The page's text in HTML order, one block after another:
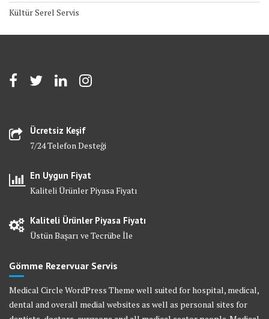
Kültür Serel Servis
Ücretsiz Keşif
7/24 Telefon Desteği
En Uygun Fiyat
Kaliteli Ürünler Piyasa Fiyatı
Kaliteli Ürünler Piyasa Fiyatı
Üstün Başarı ve Tecrübe İle
Gömme Rezervuar Servis
Medical Circle WordPress Theme well suited for hospital, medical,
dental and overall medial websites as well as personal sites for